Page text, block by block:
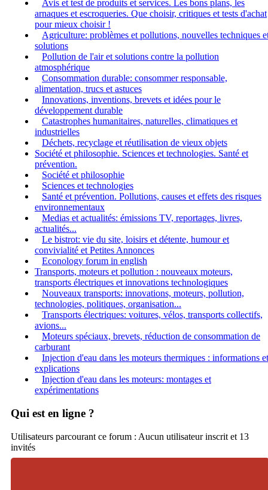
Avis et test de produits et services. Les bons plans, les
arnaques et escroqueries. Que choisir, critiques et tests d'achat
pour mieux choisir !
Agriculture: problèmes et pollutions, nouvelles techniques
solutions
Pollution de l'air et solutions contre la pollution
atmosphérique
Consommation durable: consommer responsable,
alimentation, trucs et astuces
Innovations, inventions, brevets et idées pour le
développement durable
Catastrophes humanitaires, naturelles, climatiques et
industrielles
Déchets, recyclage et réutilisation de vieux objets
Société et philosophie. Sciences et technologies. Santé et
prévention.
Société et philosophie
Sciences et technologies
Santé et prévention. Pollutions, causes et effets des risques
environnementaux
Medias et actualités: émissions TV, reportages, livres,
actualités...
Le bistrot: vie du site, loisirs et détente, humour et
convivialité et Petites Annonces
Econology forum in english
Transports, moteurs et pollution : nouveaux moteurs,
transports électriques et innovations technologiques
Nouveaux transports: innovations, moteurs, pollution,
technologies, politiques, organisation...
Transports électriques: voitures, vélos, transports collectifs,
avions...
Moteurs spéciaux, brevets, réduction de consommation de
carburant
Injection d'eau dans les moteurs thermiques : informations et
explications
Injection d'eau dans les moteurs: montages et
expérimentations
Qui est en ligne ?
Utilisateurs parcourant ce forum : Aucun utilisateur inscrit et 13
invités